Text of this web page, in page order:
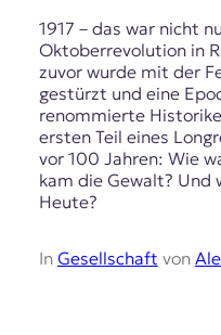
1917 – das war nicht
Oktoberrevolution in
zuvor wurde mit der
gestürzt und eine
renommierte
ersten Teil eines
vor 100 Jahren: Wie
kam die Gewalt? Und
Heute?
In Gesellschaft von